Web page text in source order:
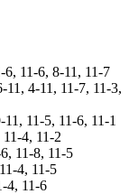
11-6, 8-11, 11-7
4-11, 11-7, 11-3,
11-5, 11-6, 11-1
4, 11-2
11-8, 11-5
4, 11-5
4, 11-6